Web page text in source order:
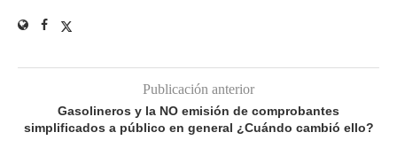
Publicación anterior
Gasolineros y la NO emisión de comprobantes
simplificados a público en general ¿Cuándo cambió ello?